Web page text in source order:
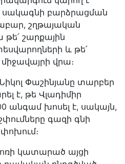
սակագնի բարձրացման
շղթայական
թե՛ շարքային
և թե՛
վրա։
Փաշինյանը տարբեր
է, թե Վլադիմիր
անգամ խոսել է, սակայն,
գազի գնի
կատարած այցի